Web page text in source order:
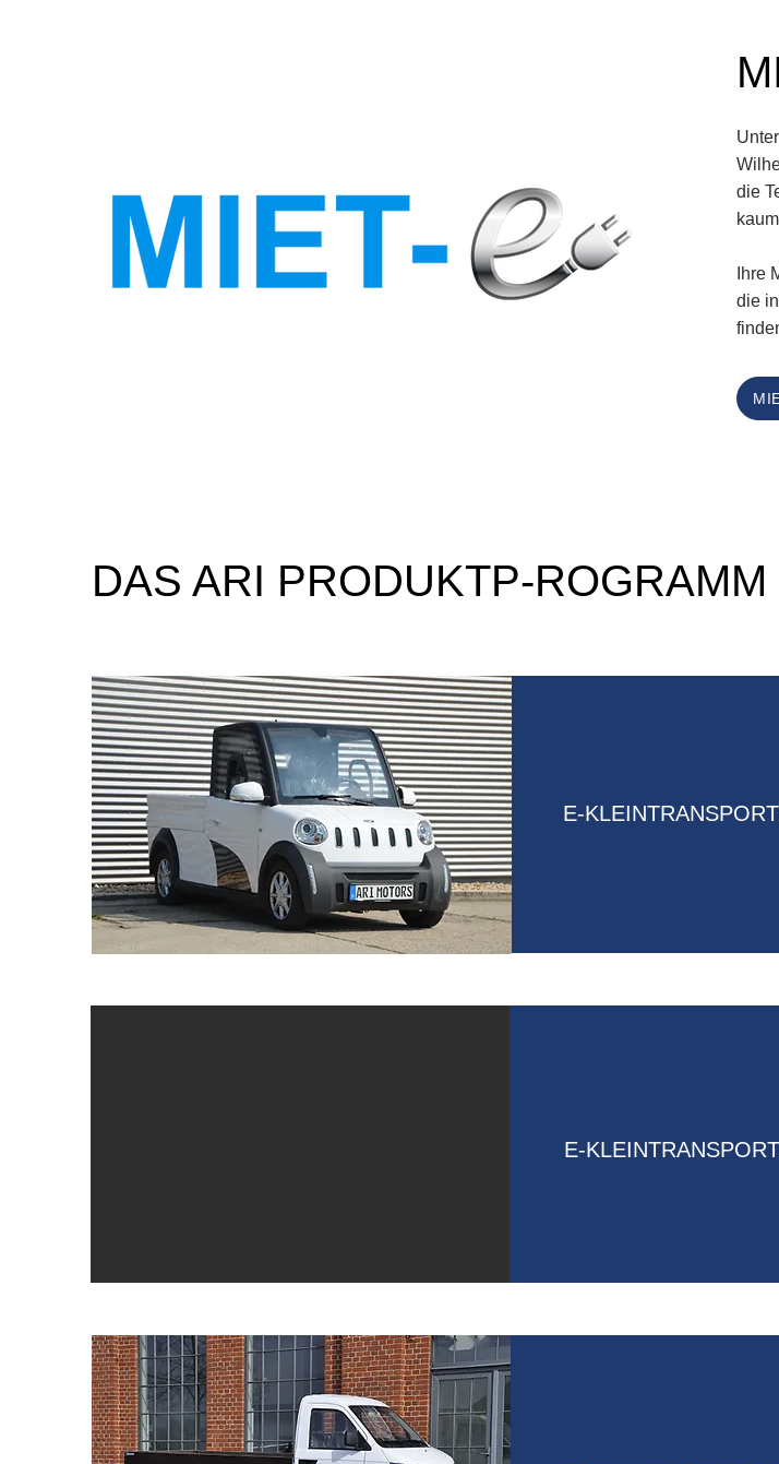
die
Ihre
die
DAS ARI PRODUKTP-ROGRAMM
E-
E-